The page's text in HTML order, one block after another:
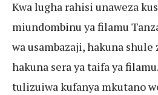
Kwa lugha rahisi unaweza
miundombinu ya filamu
wa usambazaji, hakuna shule
hakuna sera ya taifa ya
tulizuiwa kufanya mkutano